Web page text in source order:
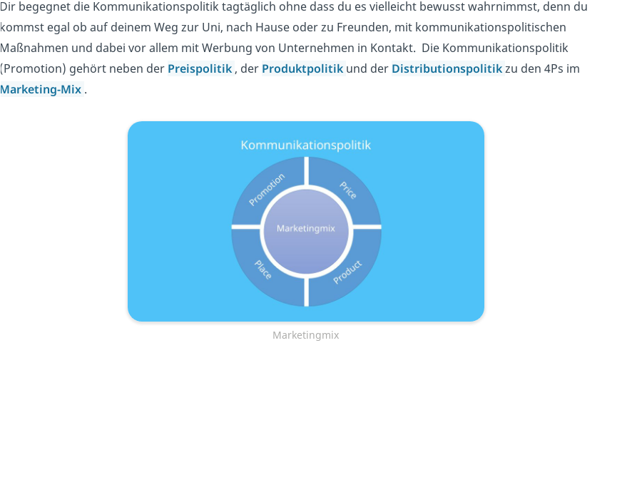
Dir begegnet die Kommunikationspolitik tagtäglich ohne dass du es vielleicht bewusst wahrnimmst, denn du
kommst egal ob auf deinem Weg zur Uni, nach Hause oder zu Freunden, mit kommunikationspolitischen
Maßnahmen und dabei vor allem mit Werbung von Unternehmen in Kontakt. Die Kommunikationspolitik
(Promotion) gehört neben der Preispolitik , der Produktpolitik und der Distributionspolitikzu den 4Ps im
Marketing-Mix .
Marketingmix